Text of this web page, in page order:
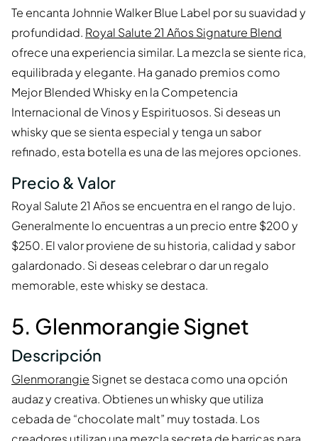
Te encanta Johnnie Walker Blue Label por su suavidad y
profundidad. Royal Salute 21 Años Signature Blend
ofrece una experiencia similar. La mezcla se siente rica,
equilibrada y elegante. Ha ganado premios como
Mejor Blended Whisky en la Competencia
Internacional de Vinos y Espirituosos. Si deseas un
whisky que se sienta especial y tenga un sabor
refinado, esta botella es una de las mejores opciones.
Precio & Valor
Royal Salute 21 Años se encuentra en el rango de lujo.
Generalmente lo encuentras a un precio entre $200 y
$250. El valor proviene de su historia, calidad y sabor
galardonado. Si deseas celebrar o dar un regalo
memorable, este whisky se destaca.
5. Glenmorangie Signet
Descripción
Glenmorangie Signet se destaca como una opción
audaz y creativa. Obtienes un whisky que utiliza
cebada de “chocolate malt” muy tostada. Los